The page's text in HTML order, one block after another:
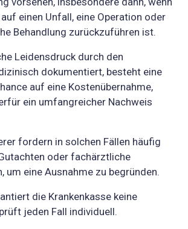
einen Unfall, eine Operation oder
Behandlung zurückzuführen ist.
Leidensdruck durch den
dokumentiert, besteht eine
auf eine Kostenübernahme,
ein umfangreicher Nachweis
fordern in solchen Fällen häufig
oder fachärztliche
um eine Ausnahme zu begründen.
die Krankenkasse keine
jeden Fall individuell.